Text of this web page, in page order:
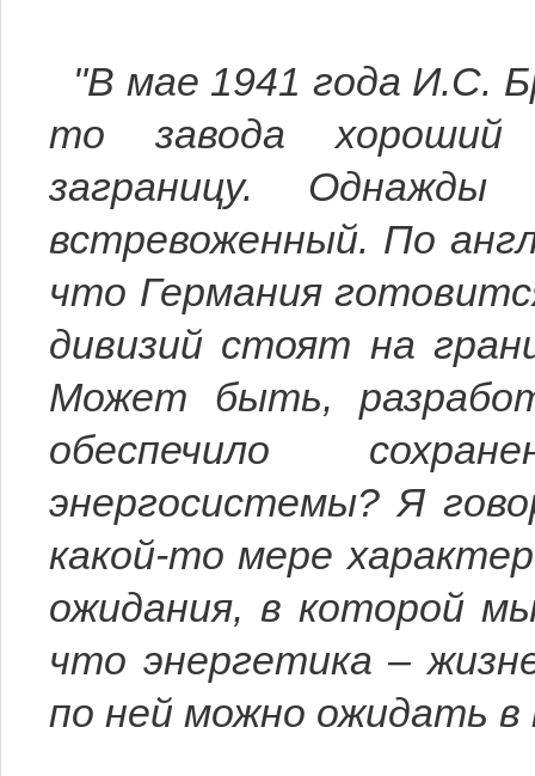
"В мае 1941 года И.С.
то завода хороший
заграницу.
встревоженный. По
что Германия
дивизий стоят на
Может быть,
обеспечило
энергосистемы? Я
какой-то мере
ожидания, в которой
что энергетика –
по ней можно ожидать в